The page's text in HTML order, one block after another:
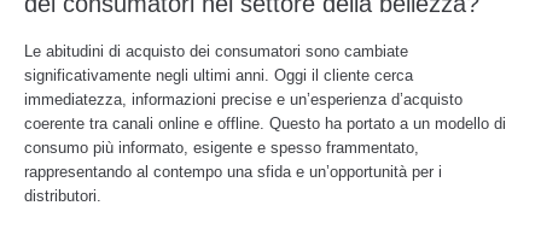
Le abitudini di acquisto dei consumatori sono cambiate
significativamente negli ultimi anni. Oggi il cliente cerca
immediatezza, informazioni precise e un’esperienza d’acquisto
coerente tra canali online e offline. Questo ha portato a un modello di
consumo più informato, esigente e spesso frammentato,
rappresentando al contempo una sfida e un’opportunità per i
distributori.